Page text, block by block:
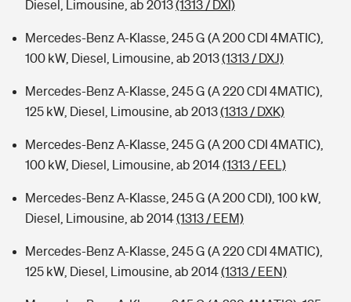
Diesel, Limousine, ab 2013(1313 / DXI)
Mercedes-Benz A-Klasse, 245 G (A 200 CDI 4MATIC),
100 kW, Diesel, Limousine, ab 2013(1313 / DXJ)
Mercedes-Benz A-Klasse, 245 G (A 220 CDI 4MATIC),
125 kW, Diesel, Limousine, ab 2013(1313 / DXK)
Mercedes-Benz A-Klasse, 245 G (A 200 CDI 4MATIC),
100 kW, Diesel, Limousine, ab 2014(1313 / EEL)
Mercedes-Benz A-Klasse, 245 G (A 200 CDI), 100 kW,
Diesel, Limousine, ab 2014(1313 / EEM)
Mercedes-Benz A-Klasse, 245 G (A 220 CDI 4MATIC),
125 kW, Diesel, Limousine, ab 2014(1313 / EEN)